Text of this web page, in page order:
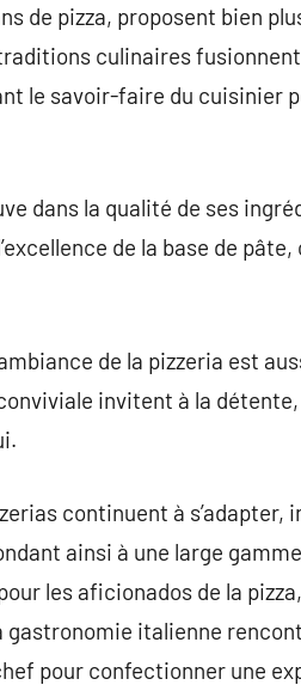
de pizza, proposent bien
culinaires
le savoir-faire du cuisinier
dans la qualité de ses
de la base de
de la pizzeria est
invitent à la
continuent à
ainsi à une large
les aficionados de la
italienne
pour confectionner une